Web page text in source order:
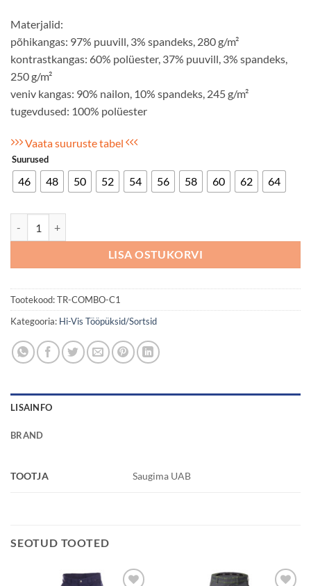
Materjalid:
põhikangas: 97% puuvill, 3% spandeks, 280 g/m²
kontrastkangas: 60% polüester, 37% puuvill, 3% spandeks,
250 g/m²
veniv kangas: 90% nailon, 10% spandeks, 245 g/m²
tugevdused: 100% polüester
Vaata suuruste tabel
Suurused
46 48 50 52 54 56 58 60 62 64
LISA OSTUKORVI
Tootekood:TR-COMBO-C1
Kategooria: Hi-Vis Tööpüksid/Sortsid
LISAINFO
BRAND
TOOTJA Saugima UAB
SEOTUD TOOTED